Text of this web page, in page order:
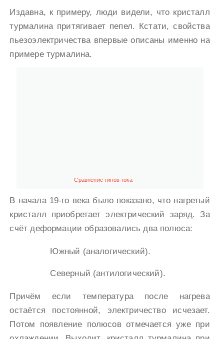
Издавна, к примеру, люди видели, что кристалл
турмалина притягивает пепел. Кстати, свойства
пьезоэлектричества впервые описаны именно на
примере турмалина.
Сравнение типов тока
В начала 19-го века было показано, что нагретый
кристалл приобретает электрический заряд. За
счёт деформации образовались два полюса:
Южный (аналогический).
Северный (антилогический).
Причём если температура после нагрева
остаётся постоянной, электричество исчезает.
Потом появление полюсов отмечается уже при